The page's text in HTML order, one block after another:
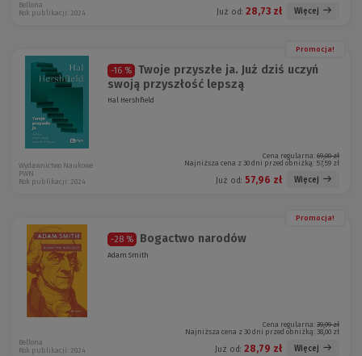
Już od: 28,73 zł Więcej
Bellona
Rok publikacji: 2024
Promocja!
-16 %
Twoje przyszłe ja. Już dziś uczyń
swoją przyszłość lepszą
Hal Hershfield
Cena regularna: 69,00 zł
Najniższa cena z 30 dni przed obniżką: 57,59 zł
Już od: 57,96 zł Więcej
Wydawnictwo Naukowe
PWN
Rok publikacji: 2024
Promocja!
-28 % Bogactwo narodów
Adam Smith
Cena regularna: 39,99 zł
Najniższa cena z 30 dni przed obniżką: 38,00 zł
Już od: 28,79 zł Więcej
Bellona
Rok publikacji: 2024